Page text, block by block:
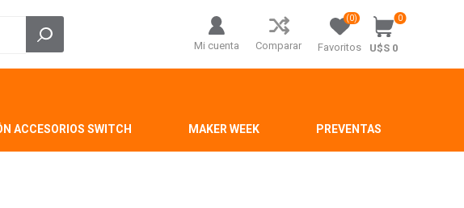
Mi cuenta Comparar Favoritos
(0) 0
U$S 0
ACCESORIOS SWITCH MAKER WEEK PREVENTAS